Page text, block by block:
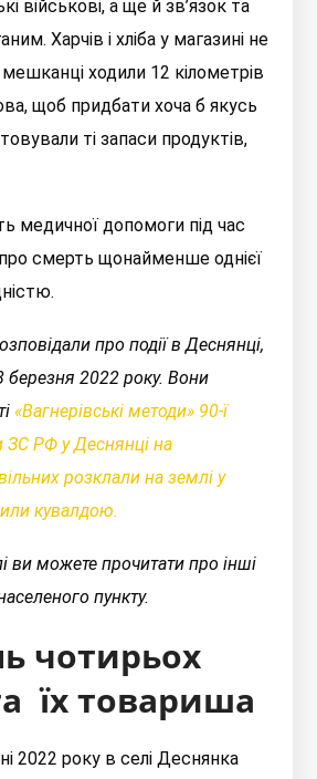
військові, а ще й зв’язок та
Харчів і хліба у магазині не
ходили 12 кілометрів
щоб придбати хоча б якусь
ті запаси продуктів,
медичної допомоги під час
про смерть щонайменше однієї
про події в Деснянці,
березня 2022 року. Вони
«Вагнерівські методи» 90-ї
ЗС РФ у Деснянці на
розклали на землі у
кувалдою.
ви можете прочитати про інші
пункту.
чотирьох
їх товариша
2022 року в селі Деснянка